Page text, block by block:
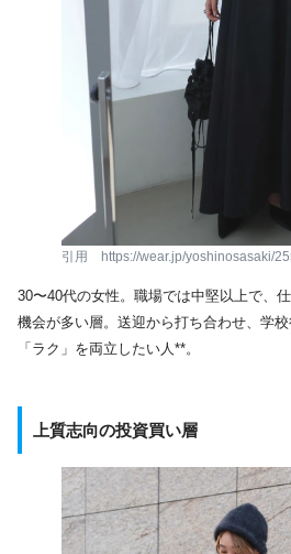
引用 https://wear.jp/yoshinosasaki/
30〜40代の女性。職場では中堅以上で、
機会が多い層。送迎から打ち合わせ、学
「ラク」を両立したい人**。
上質志向の投資買い層